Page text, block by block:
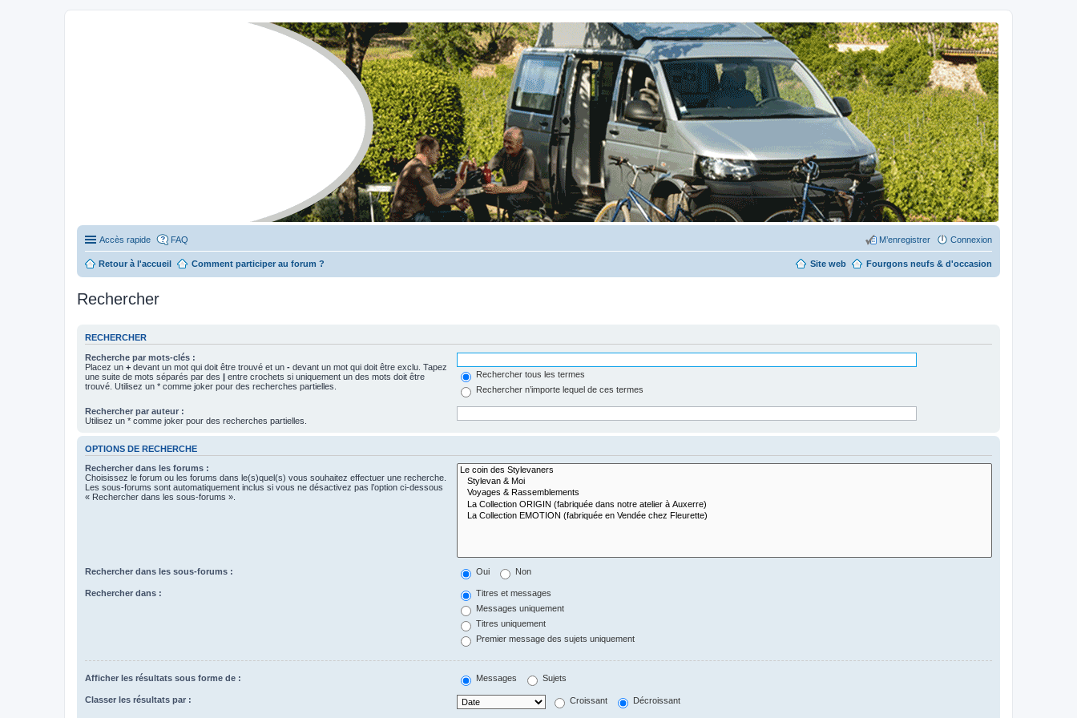
Stylevan - Vans aménagés
Accès rapide FAQ Connexion
M’enregistrer
Retour à l'accueil Comment participer au forum ? Fourgons neufs & d'occasion
Site web
Rechercher
RECHERCHER
Recherche par mots-clés :
Placez un + devant un mot qui doit être trouvé et un - devant un mot qui doit être exclu. Tapez
une suite de mots séparés par des | entre crochets si uniquement un des mots doit être
trouvé. Utilisez un * comme joker pour des recherches partielles.
Rechercher tous les termes
Rechercher n’importe lequel de ces termes
Rechercher par auteur :
Utilisez un * comme joker pour des recherches partielles.
OPTIONS DE RECHERCHE
Rechercher dans les forums :
Choisissez le forum ou les forums dans le(s)quel(s) vous souhaitez effectuer une recherche.
Les sous-forums sont automatiquement inclus si vous ne désactivez pas l’option ci-dessous
« Rechercher dans les sous-forums ».
Rechercher dans les sous-forums : Oui Non
Rechercher dans :
Titres et messages
Messages uniquement
Titres uniquement
Premier message des sujets uniquement
Afficher les résultats sous forme de : Messages Sujets
Classer les résultats par : Croissant Décroissant